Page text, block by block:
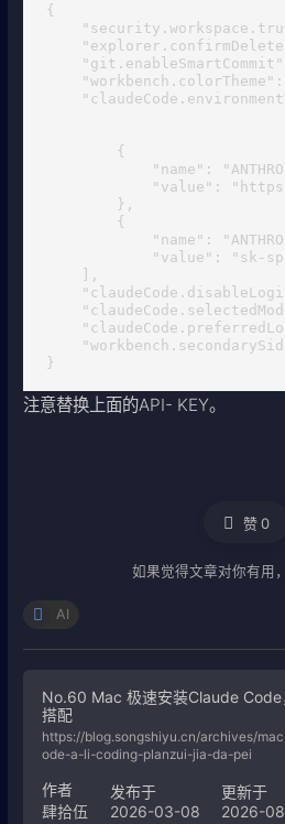
{
        {
"name":
"value":
        },
        {
"name":
"value": "sk-
    ],
}
注意替换上面的API- KEY。
赞0
如果觉得文章对你有用
AI
No.60 Mac 极速安装Claude
搭配
https://blog.songshiyu.cn/archives/
ode-a-li-coding-planzui-jia-da-pei
作者
肆拾伍
发布于
2026-03-08
更新于
2026-